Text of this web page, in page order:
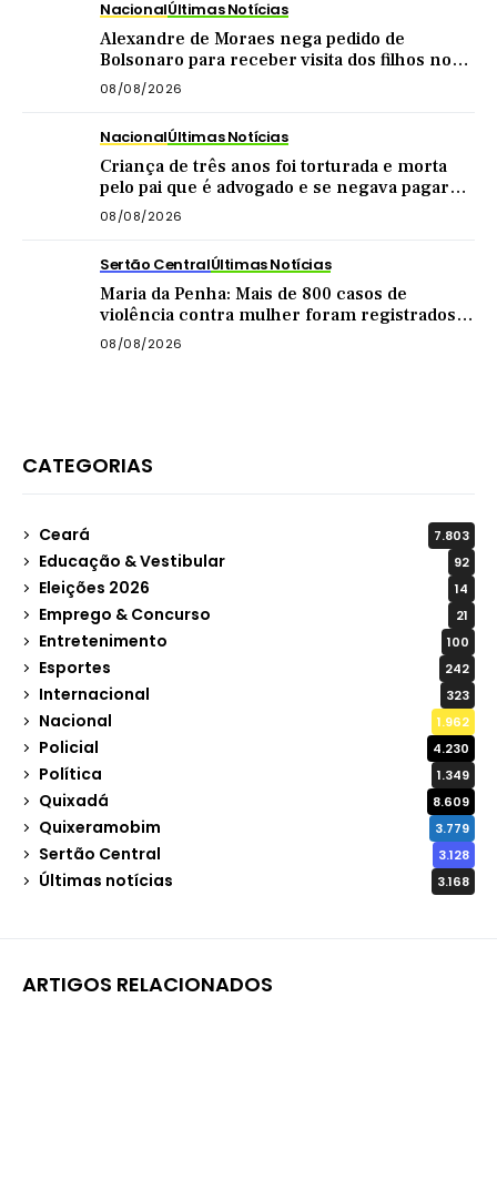
NacionalÚltimas Notícias
Alexandre de Moraes nega pedido de
Bolsonaro para receber visita dos filhos no
dia dos pais
08/08/2026
NacionalÚltimas Notícias
Criança de três anos foi torturada e morta
pelo pai que é advogado e se negava pagar
pensão
08/08/2026
Sertão CentralÚltimas Notícias
Maria da Penha: Mais de 800 casos de
violência contra mulher foram registrados
no Sertão Central este ano
08/08/2026
CATEGORIAS
Ceará 7.803
Educação & Vestibular 92
Eleições 2026 14
Emprego & Concurso 21
Entretenimento 100
Esportes 242
Internacional 323
Nacional 1.962
Policial 4.230
Política 1.349
Quixadá 8.609
Quixeramobim 3.779
Sertão Central 3.128
Últimas notícias 3.168
ARTIGOS RELACIONADOS